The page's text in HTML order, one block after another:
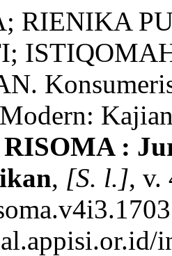
RIENIKA
RISOMA :
, [S. l.], v.